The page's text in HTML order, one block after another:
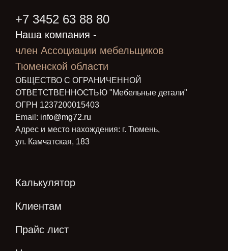
+7 3452 63 88 80
Наша компания -
член Ассоциации мебельщиков
Тюменской области
ОБЩЕСТВО С ОГРАНИЧЕННОЙ
ОТВЕТСТВЕННОСТЬЮ "Мебельные детали"
ОГРН 1237200015403
Email: info@mg72.ru
Адрес и место нахождения: г. Тюмень,
ул. Камчатская, 183
Калькулятор
Клиентам
Прайс лист